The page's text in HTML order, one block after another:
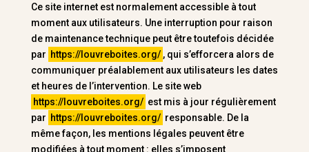
Ce site internet est normalement accessible à tout
moment aux utilisateurs. Une interruption pour raison
de maintenance technique peut être toutefois décidée
par https://louvreboites.org/ , qui s’efforcera alors de
communiquer préalablement aux utilisateurs les dates
et heures de l’intervention. Le site web
https://louvreboites.org/ est mis à jour régulièrement
par https://louvreboites.org/ responsable. De la
même façon, les mentions légales peuvent être
modifiées à tout moment : elles s’imposent